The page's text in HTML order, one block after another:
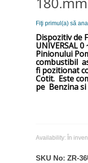
Fiţi primul(a) să
Dispozitiv de
UNIVERSAL0
Pinionului
combustibil
fi pozitionat
Cotit. Este
pe Benzina si
Availability: În
SKU No: ZR-